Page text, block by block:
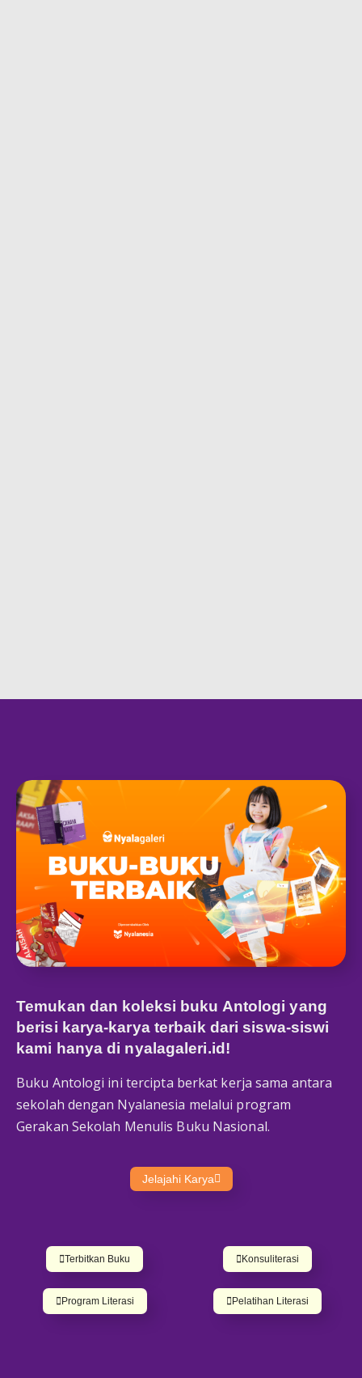
Temukan dan koleksi buku Antologi yang
berisi karya-karya terbaik dari siswa-siswi
kami hanya di nyalagaleri.id!
Buku Antologi ini tercipta berkat kerja sama antara
sekolah dengan Nyalanesia melalui program
Gerakan Sekolah Menulis Buku Nasional.
Jelajahi Karya
Terbitkan Buku Konsuliterasi
Program Literasi Pelatihan Literasi